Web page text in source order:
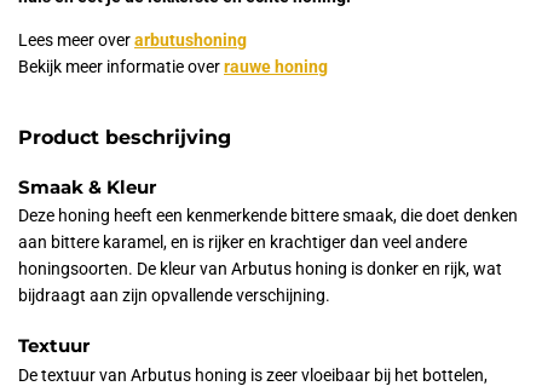
Lees meer overarbutushoning
Bekijk meer informatie overrauwe honing
Product beschrijving
Smaak & Kleur
Deze honing heeft een kenmerkende bittere smaak, die doet denken
aan bittere karamel, en is rijker en krachtiger dan veel andere
honingsoorten. De kleur van Arbutus honing is donker en rijk, wat
bijdraagt aan zijn opvallende verschijning.
Textuur
De textuur van Arbutus honing is zeer vloeibaar bij het bottelen,